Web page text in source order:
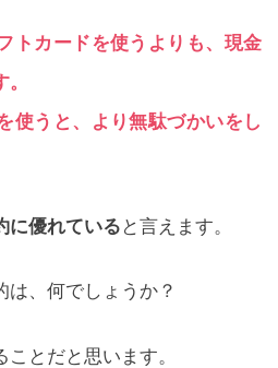
トカードを使うよりも、現金
使うと、より無駄づかいをし
に優れている と言えます。
は、何でしょうか？
とだと思います。